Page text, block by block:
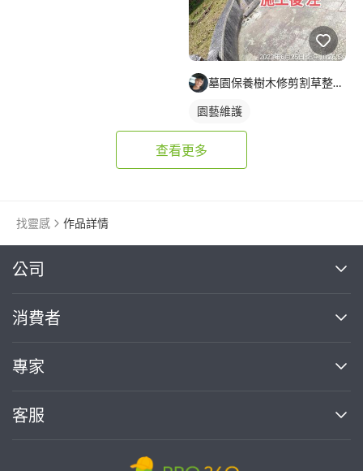
墓園保養樹木修剪割草整理及外牆清潔
園藝維護
查看更多
找靈感 作品詳情
公司
關於我們
部落格
加入我們
消費者
買服務
熱門服務
專家
案件中心
客服
繼續完成